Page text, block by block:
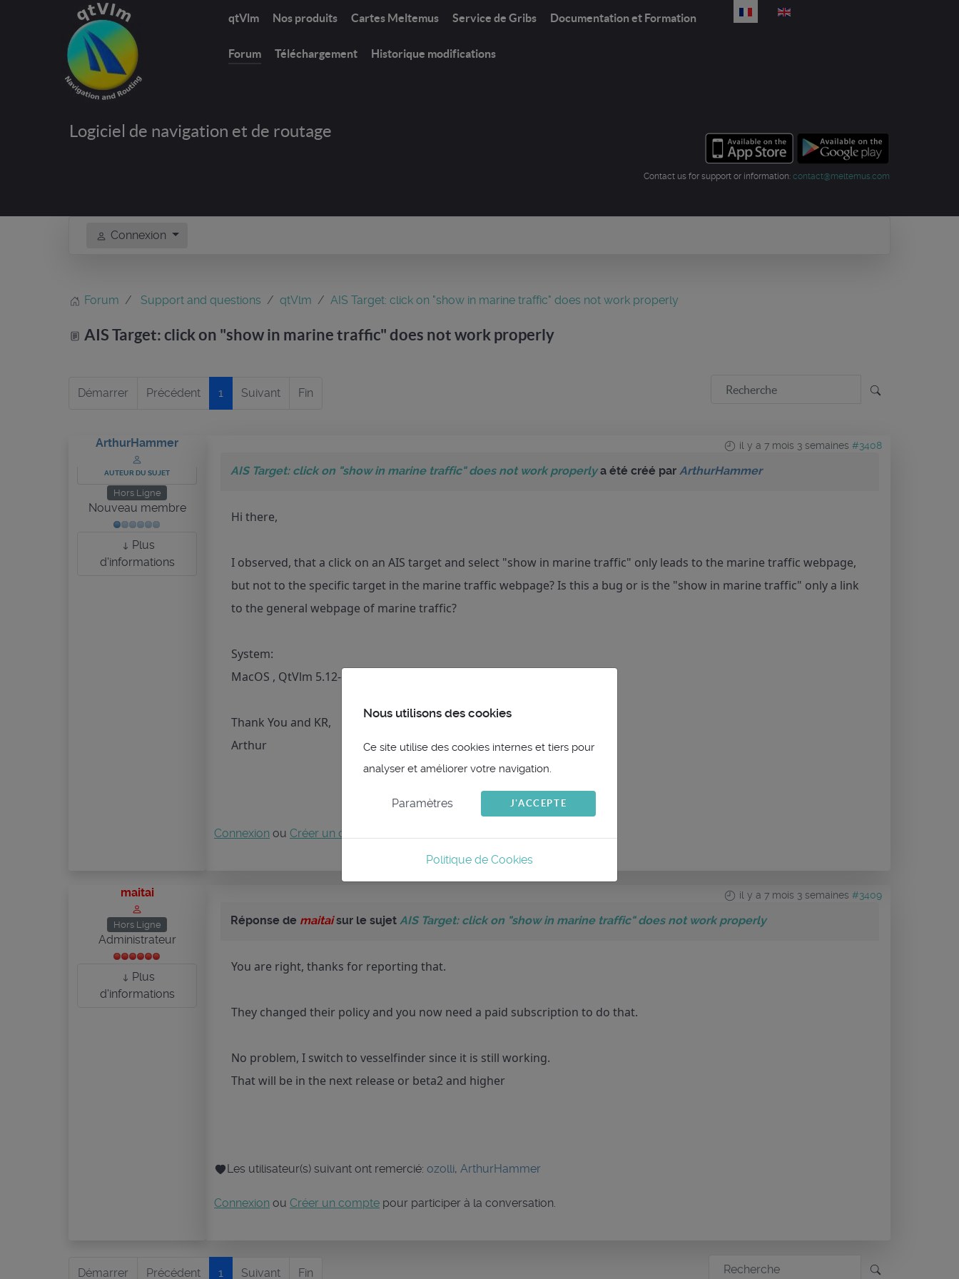
qtVlm Nos produits Cartes Meltemus Service de Gribs Documentation et Formation
Forum Téléchargement Historique modifications
Sélectionnez votre langue
Logiciel de navigation et de routage
Contact us for support or information: contact@meltemus.com
Connexion
Forum Support and questions qtVlm AIS Target: click on "show in marine traffic" does not work properly
AIS Target: click on "show in marine traffic" does not work properly
Démarrer Précédent 1 Suivant Fin
ArthurHammer
AUTEUR DU SUJET
Hors Ligne
Nouveau membre
Plus
d'informations
il y a 7 mois 3 semaines #3408
AIS Target: click on "show in marine traffic" does not work properlya été créé par ArthurHammer
Hi there,
I observed, that a click on an AIS target and select "show in marine traffic" only leads to the marine traffic webpage,
but not to the specific target in the marine traffic webpage? Is this a bug or is the "show in marine traffic" only a link
to the general webpage of marine traffic?
System:
MacOS , QtVlm 5.12-19
Thank You and KR,
Arthur
Connexion ou Créer un compte
maitai
Hors Ligne
Administrateur
Plus
d'informations
il y a 7 mois 3 semaines #3409
Réponse de maitaisur le sujet AIS Target: click on "show in marine traffic" does not work properly
You are right, thanks for reporting that.
They changed their policy and you now need a paid subscription to do that.
No problem, I switch to vesselfinder since it is still working.
That will be in the next release or beta2 and higher
Les utilisateur(s) suivant ont remercié: ozolli, ArthurHammer
Connexion ou Créer un compte pour participer à la conversation.
Démarrer Précédent 1 Suivant Fin
Nous utilisons des cookies
Ce site utilise des cookies internes et tiers pour
analyser et améliorer votre navigation.
Paramètres J'ACCEPTE
Politique de Cookies